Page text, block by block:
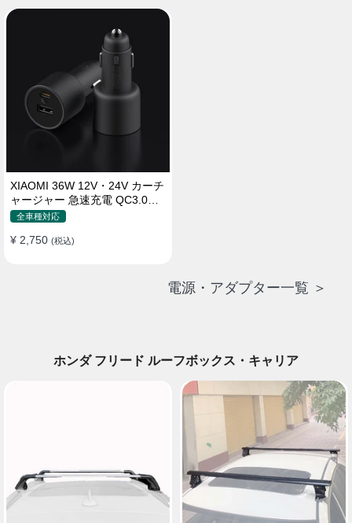
XIAOMI 36W 12V・24V カーチ
ャージャー 急速充電 QC3.0
LEDライト コンパクト 車載充
全車種対応
¥ 2,750 (税込)
電源・アダプター一覧 ＞
ホンダ フリード ルーフボックス・キャリア